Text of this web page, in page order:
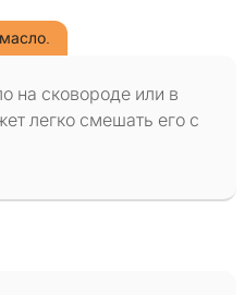
на сковороде или в
легко смешать его с